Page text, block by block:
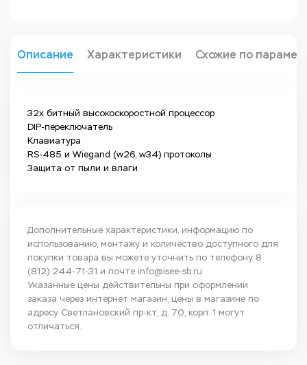
Описание Характеристики Схожие по
32х битный высокоскоростной процессор
DIP-переключатель
Клавиатура
RS-485 и Wiegand (w26, w34) протоколы
Защита от пыли и влаги
Дополнительные характеристики, информацию по
использованию, монтажу и количество доступного для
покупки товара вы можете уточнить по телефону 8
(812) 244-71-31 и почте info@isee-sb.ru
Указанные цены действительны при оформлении
заказа через интернет магазин, цены в магазине по
адресу Светлановский пр-кт, д. 70, корп. 1 могут
отличаться.